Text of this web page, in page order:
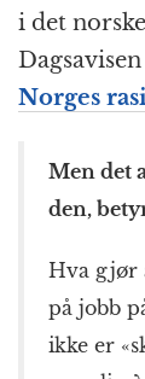
i det
Norges
Men det
den,
Hva gjør
på jobb
ikke er